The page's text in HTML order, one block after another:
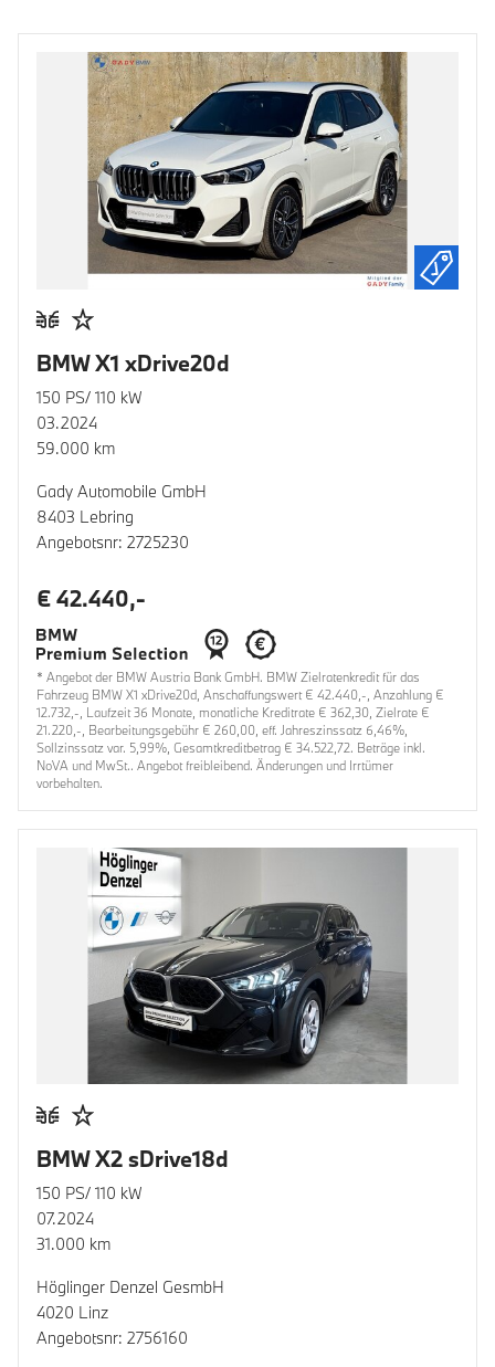
BMW X1 xDrive20d
150 PS/ 110 kW
03.2024
59.000 km
Gady Automobile GmbH
8403 Lebring
Angebotsnr: 2725230
€ 42.440,-
* Angebot der BMW Austria Bank GmbH. BMW Zielratenkredit für das
Fahrzeug BMW X1 xDrive20d, Anschaffungswert € 42.440,-, Anzahlung €
12.732,-, Laufzeit 36 Monate, monatliche Kreditrate € 362,30, Zielrate €
21.220,-, Bearbeitungsgebühr € 260,00, eff. Jahreszinssatz 6,46%,
Sollzinssatz var. 5,99%, Gesamtkreditbetrag € 34.522,72. Beträge inkl.
NoVA und MwSt.. Angebot freibleibend. Änderungen und Irrtümer
vorbehalten.
BMW X2 sDrive18d
150 PS/ 110 kW
07.2024
31.000 km
Höglinger Denzel GesmbH
4020 Linz
Angebotsnr: 2756160